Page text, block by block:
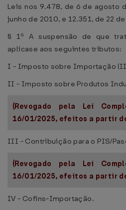
Leis nos 9.478, de 6 de agosto
junho de 2010, e 12.351, de 22
§ 1º A suspensão de que
aplicase aos seguintes tributos:
I - Imposto sobre Importação
II - Imposto sobre Produtos
(Revogado pela Lei
16/01/2025, efeitos a partir
III - Contribuição para o PIS/
(Revogado pela Lei
16/01/2025, efeitos a partir
IV - Cofins-Importação.